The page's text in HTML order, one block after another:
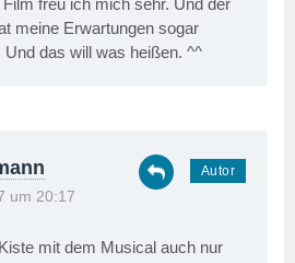
meine Erwartungen sogar
Und das will was heißen. ^^
um 20:17
mit dem Musical auch nur